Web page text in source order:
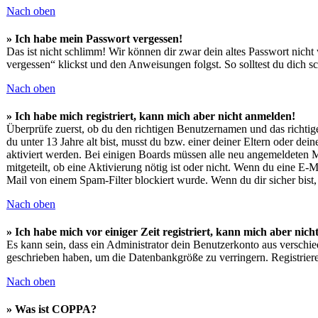
Nach oben
» Ich habe mein Passwort vergessen!
Das ist nicht schlimm! Wir können dir zwar dein altes Passwort
vergessen“ klickst und den Anweisungen folgst. So solltest du dich
Nach oben
» Ich habe mich registriert, kann mich aber nicht anmelden!
Überprüfe zuerst, ob du den richtigen Benutzernamen und das
du unter 13 Jahre alt bist, musst du bzw. einer deiner Eltern oder
aktiviert werden. Bei einigen Boards müssen alle neu
mitgeteilt, ob eine Aktivierung nötig ist oder nicht. Wenn du eine E-
Mail von einem Spam-Filter blockiert wurde. Wenn du dir sicher
Nach oben
» Ich habe mich vor einiger Zeit registriert, kann mich aber
Es kann sein, dass ein Administrator dein Benutzerkonto aus
geschrieben haben, um die Datenbankgröße zu verringern.
Nach oben
» Was ist COPPA?